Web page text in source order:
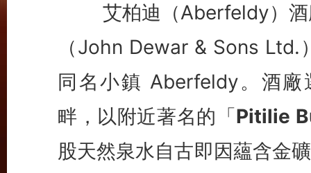
艾柏迪（Aberfeldy）酒
（John Dewar & Sons
同名小鎮 Aberfeldy。酒
畔，以附近著名的「Pitilie
股天然泉水自古即因蘊含金